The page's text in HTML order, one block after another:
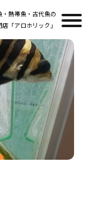
熱帯魚・古代魚の
「アロホリック」